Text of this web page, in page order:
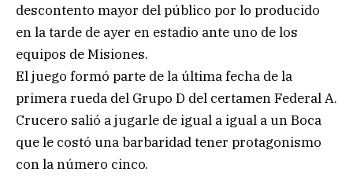
descontento mayor del público por lo producido
en la tarde de ayer en estadio ante uno de los
equipos de Misiones.
El juego formó parte de la última fecha de la
primera rueda del Grupo D del certamen Federal A.
Crucero salió a jugarle de igual a igual a un Boca
que le costó una barbaridad tener protagonismo
con la número cinco.